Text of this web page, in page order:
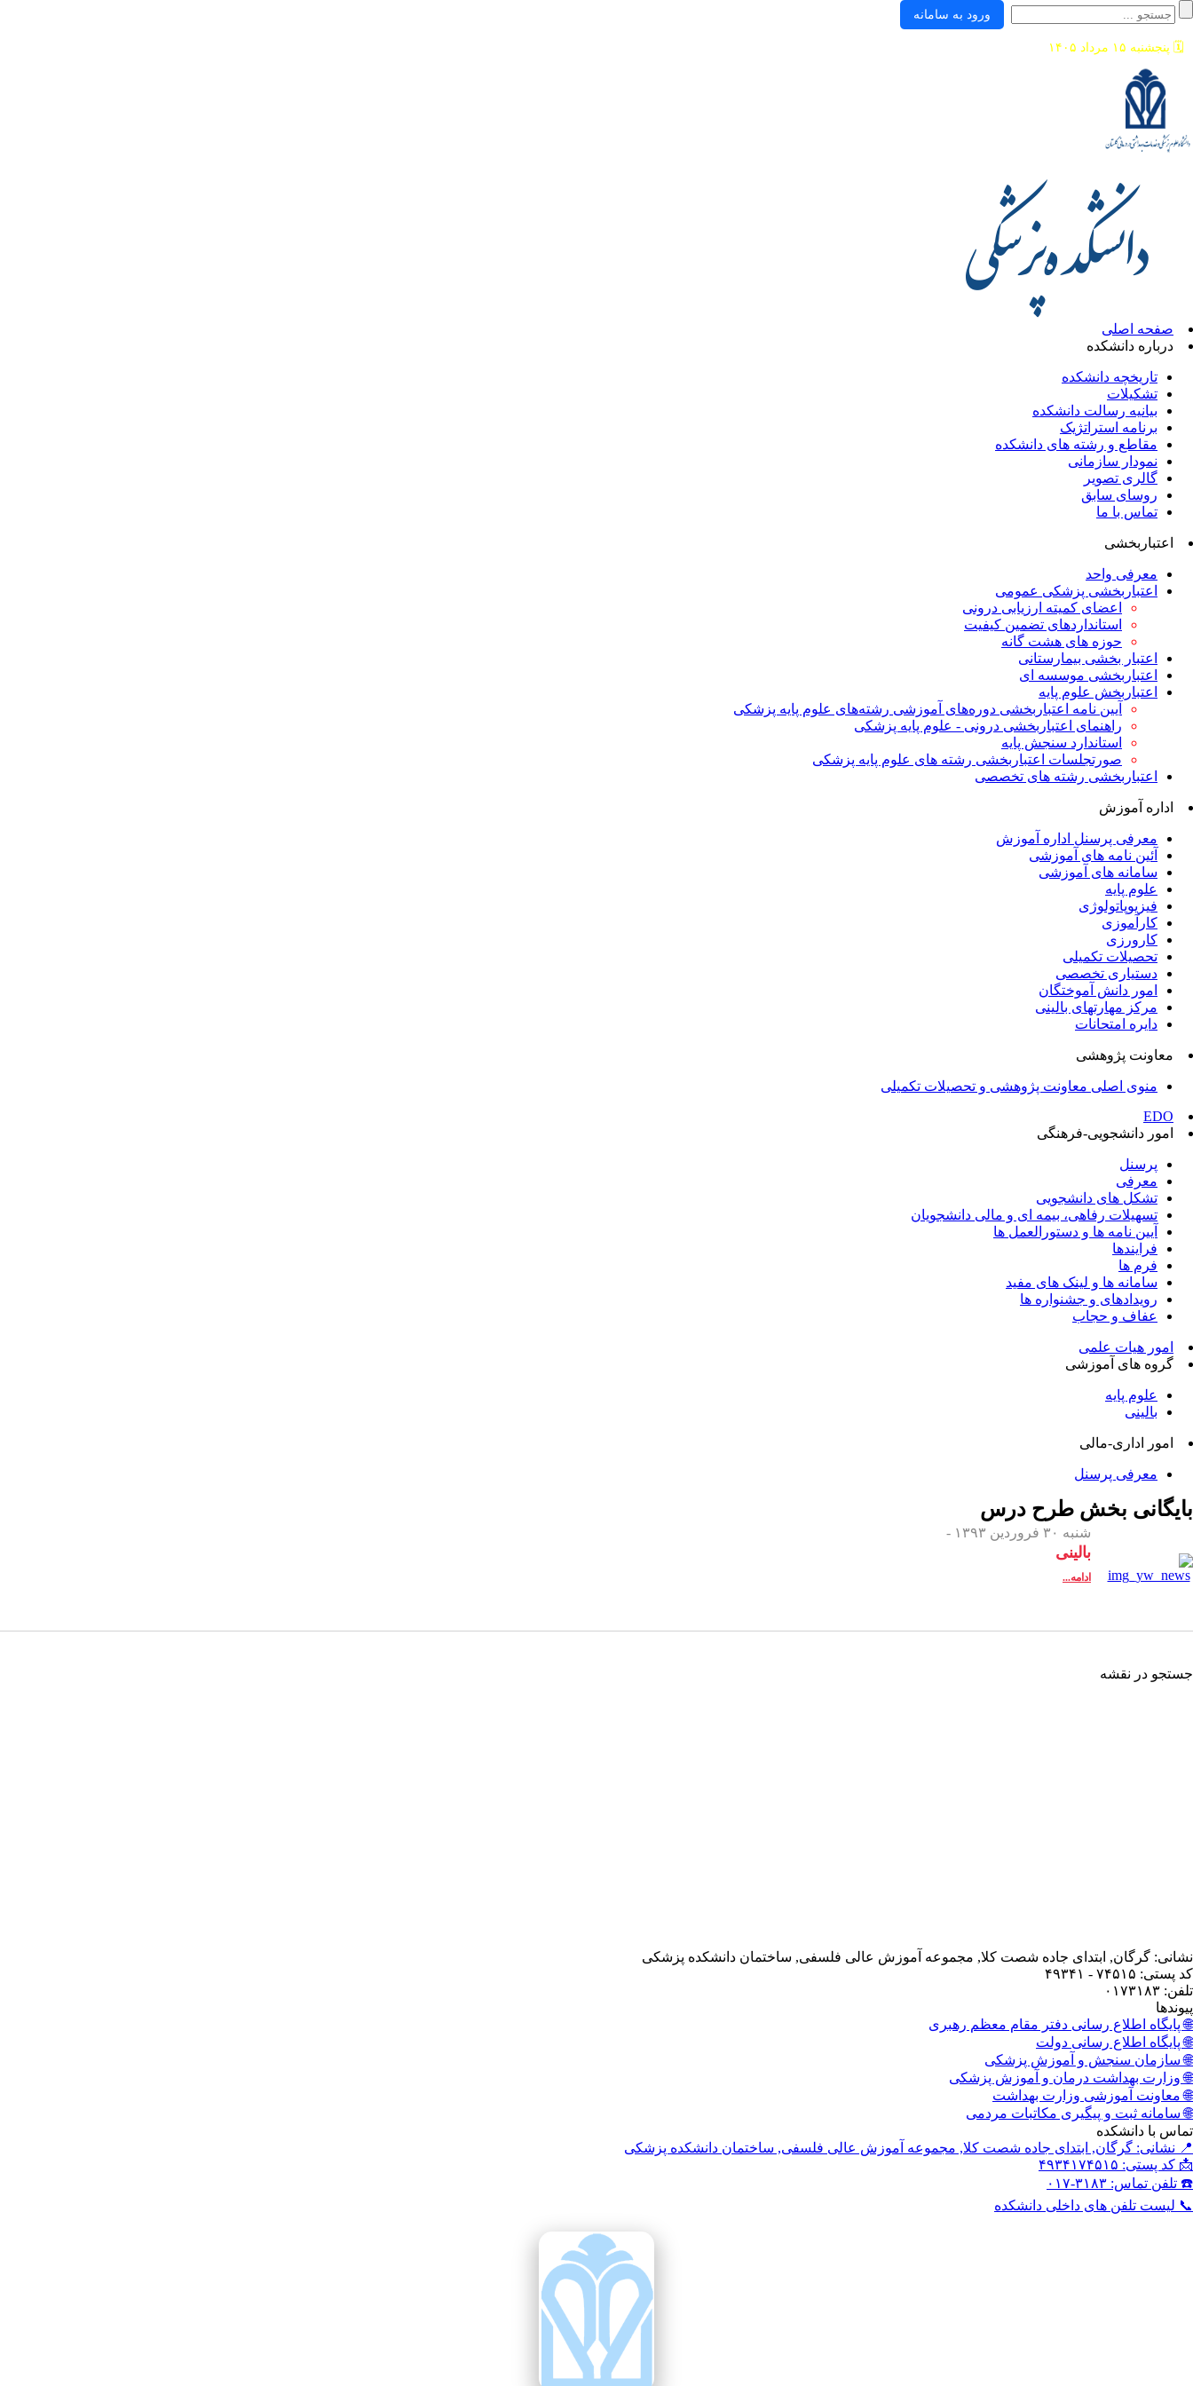
ورود به سامانه
🗓️ پنجشنبه ۱۵ مرداد ۱۴۰۵
صفحه اصلی
درباره دانشکده
تاریخچه دانشکده
تشکیلات
بیانیه رسالت دانشکده
برنامه استراتژیک
مقاطع و رشته های دانشکده
نمودار سازمانی
گالری تصویر
روسای سابق
تماس با ما
اعتباربخشی
معرفی واحد
اعتباربخشی پزشکی عمومی
اعضای کمیته ارزیابی درونی
استانداردهای تضمین کیفیت
حوزه های هشت گانه
اعتبار بخشی بیمارستانی
اعتباربخشی موسسه ای
اعتباربخش علوم پایه
آیین نامه اعتباربخشی دوره‌های آموزشی رشته‌های علوم پایه پزشکی
راهنمای اعتباربخشی درونی - علوم پایه پزشکی
استاندارد سنجش پایه
صورتجلسات اعتباربخشی رشته های علوم پایه پزشکی
اعتباربخشی رشته های تخصصی
اداره آموزش
معرفی پرسنل اداره آموزش
آئین نامه های آموزشی
سامانه های آموزشی
علوم پایه
فیزیوپاتولوژی
کارآموزی
کارورزی
تحصیلات تکمیلی
دستیاری تخصصی
امور دانش آموختگان
مرکز مهارتهای بالینی
دایره امتحانات
معاونت پژوهشی
منوی اصلی معاونت پژوهشی و تحصیلات تکمیلی
EDO
امور دانشجویی-فرهنگی
پرسنل
معرفی
تشکل های دانشجویی
تسهیلات رفاهی، بیمه ای و مالی دانشجویان
آیین نامه ها و دستورالعمل ها
فرایندها
فرم ها
سامانه ها و لینک های مفید
رویدادهای و جشنواره ها
عفاف و حجاب
امور هیات علمی
گروه های آموزشی
علوم پایه
بالینی
امور اداری-مالی
معرفی پرسنل
بایگانی بخش طرح درس
شنبه ۳۰ فروردین ۱۳۹۳ -
بالینی
ادامه...
جستجو در نقشه
نشانی: گرگان, ابتدای جاده شصت کلا, مجموعه آموزش عالی فلسفی, ساختمان دانشکده پزشکی
کد پستی: ۷۴۵۱۵ - ۴۹۳۴۱
تلفن: ۰۱۷۳۱۸۳
پیوندها
🌐 پایگاه اطلاع رسانی دفتر مقام معظم رهبری
🌐 پایگاه اطلاع رسانی دولت
🌐 سازمان سنجش و آموزش پزشکی
🌐 وزارت بهداشت درمان و آموزش پزشکی
🌐 معاونت آموزشی وزارت بهداشت
🌐 سامانه ثبت و پیگیری مکاتبات مردمی
تماس با دانشکده
📍 نشانی: گرگان, ابتدای جاده شصت کلا, مجموعه آموزش عالی فلسفی, ساختمان دانشکده پزشکی
📩 کد پستی: ۴۹۳۴۱۷۴۵۱۵
☎️ تلفن تماس: ۳۱۸۳-۰۱۷
📞 لیست تلفن های داخلی دانشکده